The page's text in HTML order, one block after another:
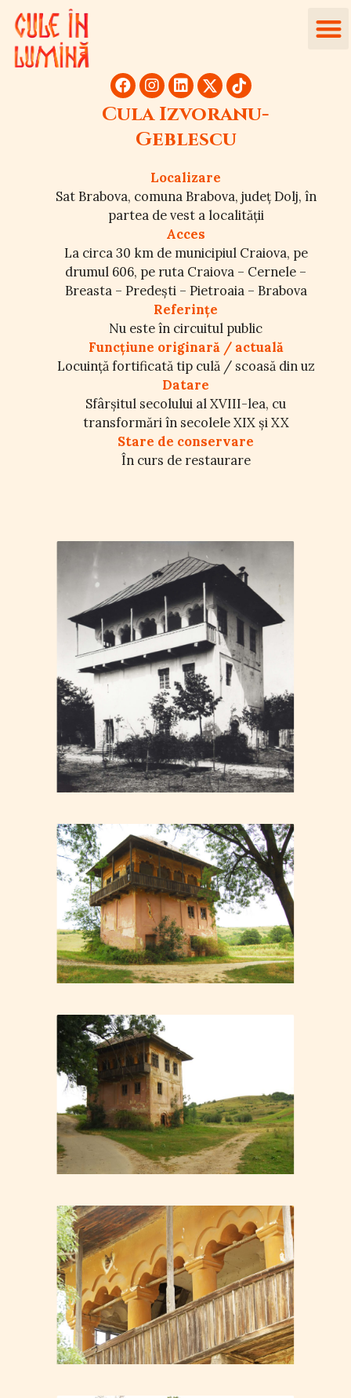
Cula Izvoranu-
Geblescu
Localizare
Sat Brabova, comuna Brabova, județ Dolj, în
partea de vest a localității
Acces
La circa 30 km de municipiul Craiova, pe
drumul 606, pe ruta Craiova – Cernele –
Breasta – Predești – Pietroaia – Brabova
Referințe
Nu este în circuitul public
Funcțiune originară / actuală
Locuință fortificată tip culă / scoasă din uz
Datare
Sfârșitul secolului al XVIII-lea, cu
transformări în secolele XIX și XX
Stare de conservare
În curs de restaurare